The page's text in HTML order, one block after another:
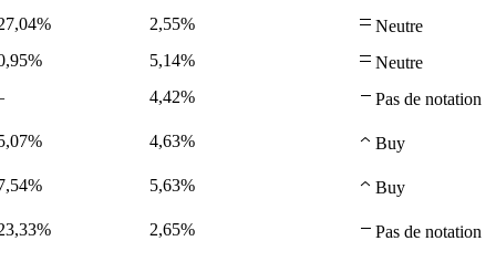
2,55%
Neutre
5,14%
Neutre
4,42% Pas de notation
4,63% Buy
5,63% Buy
2,65% Pas de notation